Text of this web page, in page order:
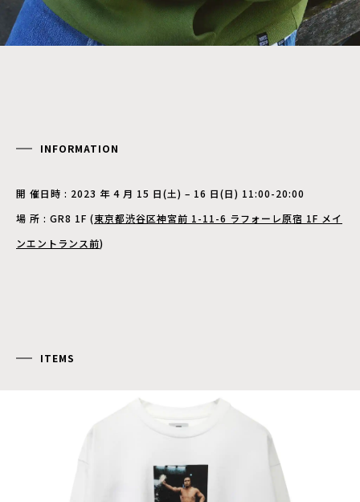
INFORMATION
開 催⽇時 : 2023 年 4 ⽉ 15 ⽇(⼟) – 16 ⽇(⽇) 11:00-20:00
場 所 : GR8 1F (東京都渋⾕区神宮前 1-11-6 ラフォーレ原宿 1F メイ
ンエントランス前)
ITEMS